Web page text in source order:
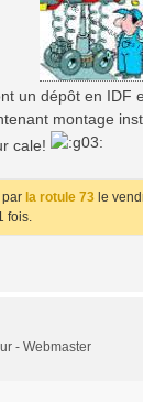
un dépôt en IDF
montage
cale!
par la rotule 73 le
fois.
- Webmaster